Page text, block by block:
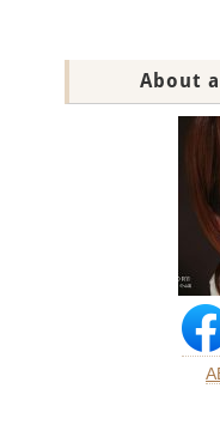
About